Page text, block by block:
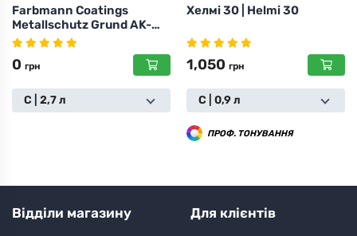
Farbmann Coatings
Metallschutz Grund AK-
300 WB
0 грн
C | 2,7 л
Хелмі 30 | Helmi 30
1,050 грн
С | 0,9 л
ПРОФ. ТОНУВАННЯ
Відділи магазину Для клієнтів